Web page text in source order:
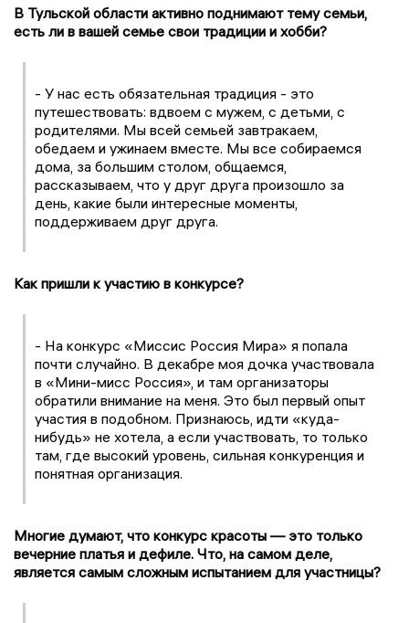
В Тульской области активно поднимают тему семьи,
есть ли в вашей семье свои традиции и хобби?
- У нас есть обязательная традиция - это
путешествовать: вдвоем с мужем, с детьми, с
родителями. Мы всей семьей завтракаем,
обедаем и ужинаем вместе. Мы все собираемся
дома, за большим столом, общаемся,
рассказываем, что у друг друга произошло за
день, какие были интересные моменты,
поддерживаем друг друга.
Как пришли к участию в конкурсе?
- На конкурс «Миссис Россия Мира» я попала
почти случайно. В декабре моя дочка участвовала
в «Мини-мисс Россия», и там организаторы
обратили внимание на меня. Это был первый опыт
участия в подобном. Признаюсь, идти «куда-
нибудь» не хотела, а если участвовать, то только
там, где высокий уровень, сильная конкуренция и
понятная организация.
Многие думают, что конкурс красоты — это только
вечерние платья и дефиле. Что, на самом деле,
является самым сложным испытанием для участницы?